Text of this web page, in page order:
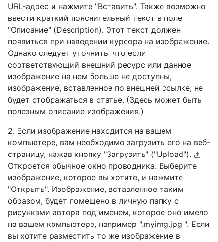
URL-адрес и нажмите "Вставить". Также возможно
ввести краткий пояснительный текст в поле
"Описание" (Description). Этот текст должен
появиться при наведении курсора на изображение.
Однако следует уточнить, что если
соответствующий внешний ресурс или данное
изображение на нем больше не доступны,
изображение, вставленное по внешней ссылке, не
будет отображаться в статье. (Здесь может быть
полезным описание изображения.)
2. Если изображение находится на вашем
компьютере, вам необходимо загрузить его на веб-
страницу, нажав кнопку "Загрузить" ("Upload").
Откроется обычное окно проводника. Выберите
изображение, которое вы хотите, и нажмите
"Открыть". Изображение, вставленное таким
образом, будет помещено в личную папку с
рисунками автора под именем, которое оно имело
на вашем компьютере, например ".myimg.jpg ". Если
вы хотите разместить то же изображение в